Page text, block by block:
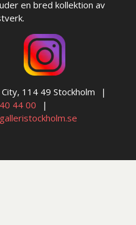
en bred kollektion av
114 49 Stockholm
44 00